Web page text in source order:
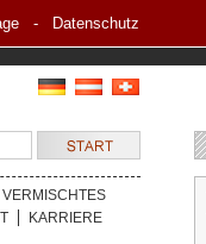
- Datenschutz
VERMISCHTES
KARRIERE